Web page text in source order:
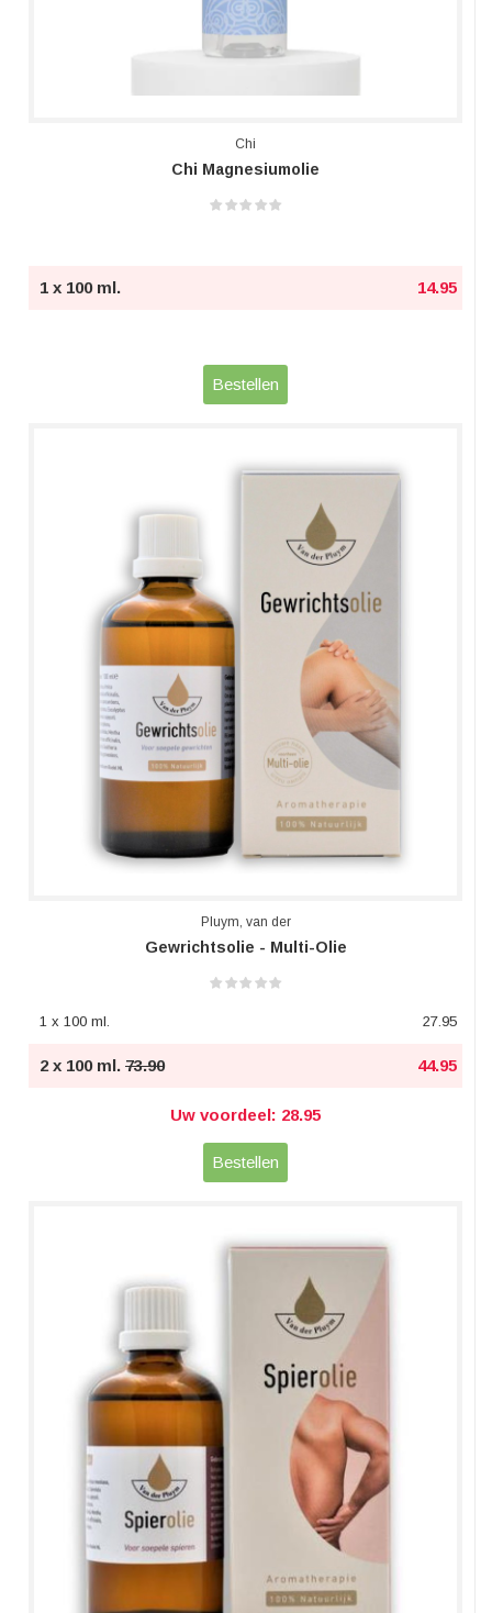
Chi
Chi Magnesiumolie
1 x 100 ml. 14.95
Bestellen
Pluym, van der
Gewrichtsolie - Multi-Olie
1 x 100 ml. 27.95
2 x 100 ml. 73.90 44.95
Uw voordeel: 28.95
Bestellen